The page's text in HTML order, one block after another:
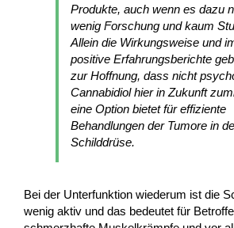
Produkte, auch wenn es dazu
wenig Forschung und kaum
Allein die Wirkungsweise und
positive Erfahrungsberichte
zur Hoffnung, dass nicht
Cannabidiol hier in Zukunft
eine Option bietet für effiziente
Behandlungen der Tumore in
Schilddrüse.
Bei der Unterfunktion wiederum ist die
wenig aktiv und das bedeutet für